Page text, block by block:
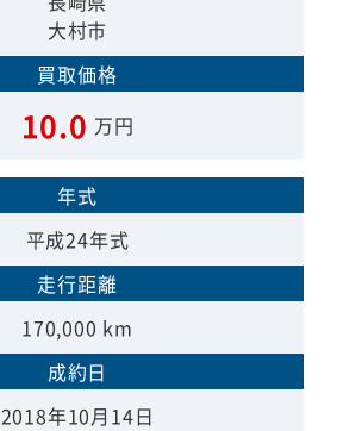
大村市
買取価格
10.0 万円
年式
平成24年式
走行距離
170,000 km
成約日
2018年10月14日